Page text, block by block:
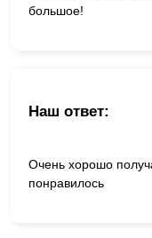
большое!
Наш ответ:
Очень хорошо
понравилось